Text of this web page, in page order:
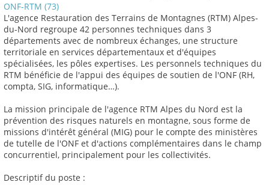
ONF-RTM (73)
L'agence Restauration des Terrains de Montagnes (RTM) Alpes-
du-Nord regroupe 42 personnes techniques dans 3
départements avec de nombreux échanges, une structure
territoriale en services départementaux et d'équipes
spécialisées, les pôles expertises. Les personnels techniques du
RTM bénéficie de l'appui des équipes de soutien de l'ONF (RH,
compta, SIG, informatique…).
La mission principale de l'agence RTM Alpes du Nord est la
prévention des risques naturels en montagne, sous forme de
missions d'intérêt général (MIG) pour le compte des ministères
de tutelle de l'ONF et d'actions complémentaires dans le champ
concurrentiel, principalement pour les collectivités.
Descriptif du poste :